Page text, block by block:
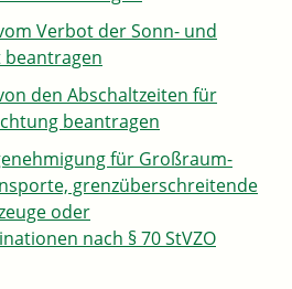
Verbot der Sonn- und
beantragen
den Abschaltzeiten für
beantragen
für Großraum-
grenzüberschreitende
oder
nach § 70 StVZO